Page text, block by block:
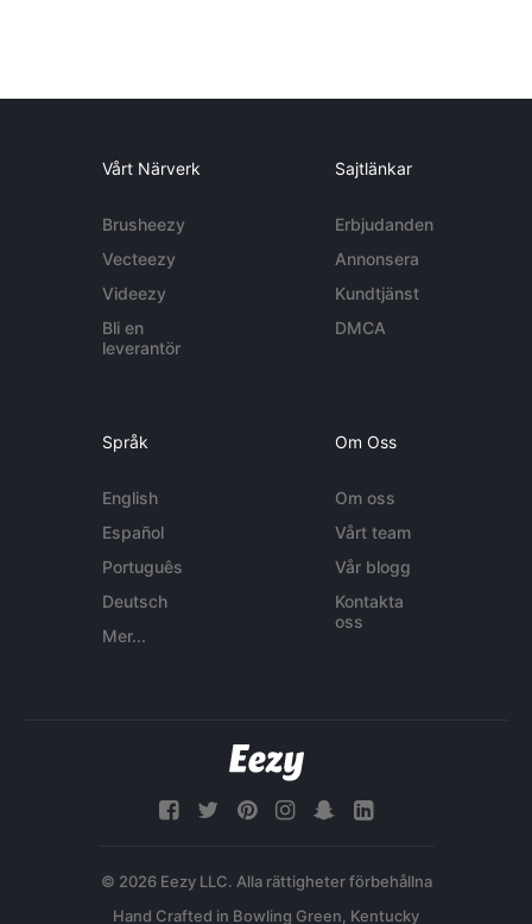
Vårt Närverk
Brusheezy
Vecteezy
Videezy
Bli en
leverantör
Sajtlänkar
Erbjudanden
Annonsera
Kundtjänst
DMCA
Språk
English
Español
Português
Deutsch
Mer...
Om Oss
Om oss
Vårt team
Vår blogg
Kontakta
oss
© 2026 Eezy LLC. Alla rättigheter förbehållna